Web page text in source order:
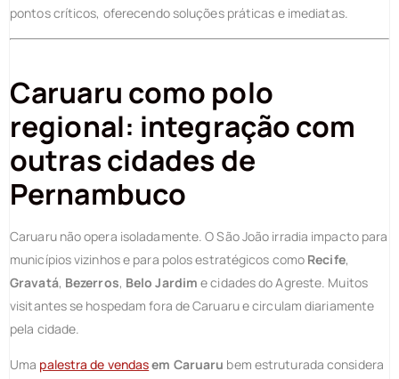
pontos críticos, oferecendo soluções práticas e imediatas.
Caruaru como polo
regional: integração com
outras cidades de
Pernambuco
Caruaru não opera isoladamente. O São João irradia impacto para
municípios vizinhos e para polos estratégicos como Recife,
Gravatá, Bezerros, Belo Jardim e cidades do Agreste. Muitos
visitantes se hospedam fora de Caruaru e circulam diariamente
pela cidade.
Uma palestra de vendasem Caruaru bem estruturada considera